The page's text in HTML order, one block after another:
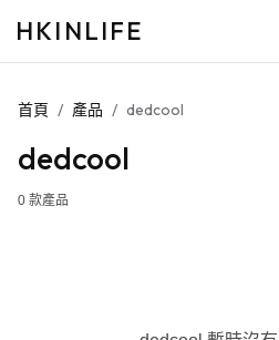
HKINLIFE
首頁 / 產品 / dedcool
dedcool
0 款產品